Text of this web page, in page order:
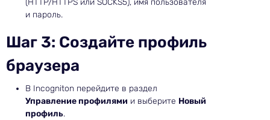
(HTTP/HTTPS или SOCKS5), имя пользователя
и пароль.
Шаг 3: Создайте профиль
браузера
В Incogniton перейдите в раздел
Управление профилями и выберите Новый
профиль.